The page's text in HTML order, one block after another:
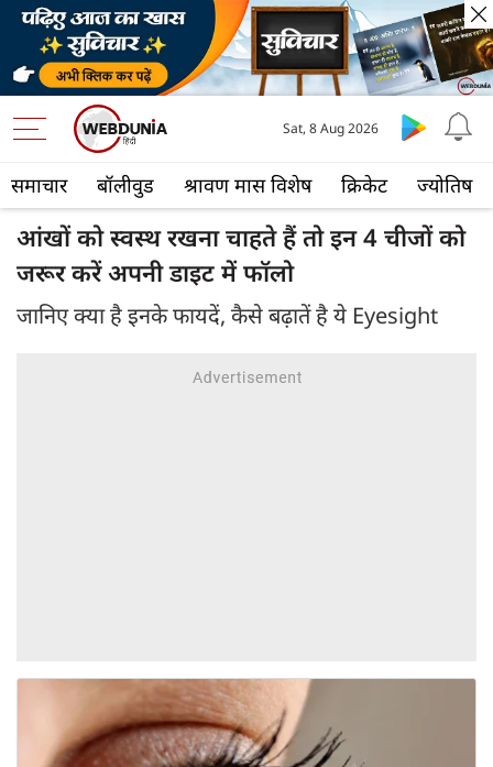
समाचार बॉलीवुड श्रावण मास विशेष क्रिकेट ज्योतिष
Sat, 8 Aug 2026
आंखों को स्वस्थ रखना चाहते हैं तो इन 4 चीजों को
जरूर करें अपनी डाइट में फॉलो
जानिए क्या है इनके फायदें, कैसे बढ़ातें है ये Eyesight